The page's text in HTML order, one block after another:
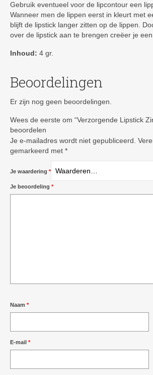
Gebruik eventueel voor de lipcontour een
Wanneer men de lippen eerst in kleurt met
blijft de lipstick langer zitten op de lippen.
over de lipstick aan te brengen creëer je een
Inhoud: 4 gr.
Beoordelingen
Er zijn nog geen beoordelingen.
Wees de eerste om “Verzorgende Lipstick
beoordelen
Je e-mailadres wordt niet gepubliceerd.
gemarkeerd met *
Je waardering *
Je beoordeling *
Naam *
E-mail *